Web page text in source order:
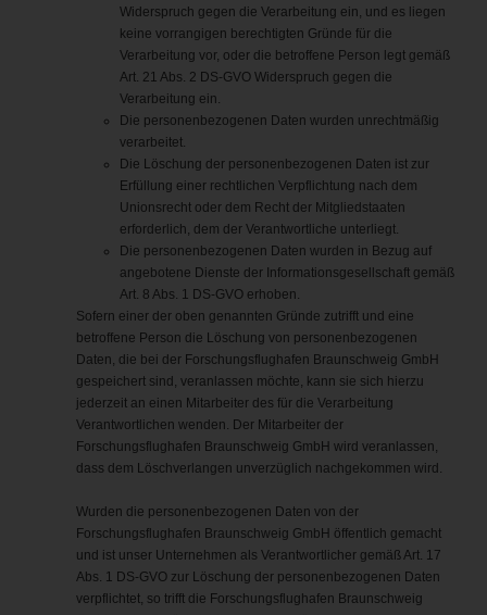
Widerspruch gegen die Verarbeitung ein, und es liegen
keine vorrangigen berechtigten Gründe für die
Verarbeitung vor, oder die betroffene Person legt gemäß
Art. 21 Abs. 2 DS-GVO Widerspruch gegen die
Verarbeitung ein.
Die personenbezogenen Daten wurden unrechtmäßig
verarbeitet.
Die Löschung der personenbezogenen Daten ist zur
Erfüllung einer rechtlichen Verpflichtung nach dem
Unionsrecht oder dem Recht der Mitgliedstaaten
erforderlich, dem der Verantwortliche unterliegt.
Die personenbezogenen Daten wurden in Bezug auf
angebotene Dienste der Informationsgesellschaft gemäß
Art. 8 Abs. 1 DS-GVO erhoben.
Sofern einer der oben genannten Gründe zutrifft und eine
betroffene Person die Löschung von personenbezogenen
Daten, die bei der Forschungsflughafen Braunschweig GmbH
gespeichert sind, veranlassen möchte, kann sie sich hierzu
jederzeit an einen Mitarbeiter des für die Verarbeitung
Verantwortlichen wenden. Der Mitarbeiter der
Forschungsflughafen Braunschweig GmbH wird veranlassen,
dass dem Löschverlangen unverzüglich nachgekommen wird.
Wurden die personenbezogenen Daten von der
Forschungsflughafen Braunschweig GmbH öffentlich gemacht
und ist unser Unternehmen als Verantwortlicher gemäß Art. 17
Abs. 1 DS-GVO zur Löschung der personenbezogenen Daten
verpflichtet, so trifft die Forschungsflughafen Braunschweig